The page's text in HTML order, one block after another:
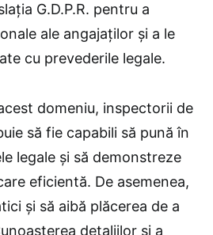
G.D.P.R. pentru a
ale angajaților și a le
cu prevederile legale.
domeniu, inspectorii de
să fie capabili să pună în
legale și să demonstreze
eficientă. De asemenea,
și să aibă plăcerea de a
detaliilor și a